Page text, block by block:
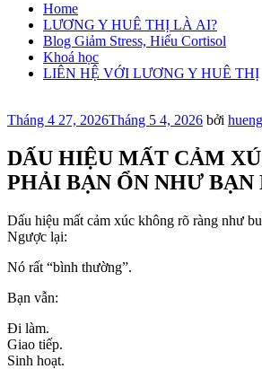
Home
LƯƠNG Y HUÊ THỊ LÀ AI?
Blog Giảm Stress, Hiểu Cortisol
Khoá học
LIÊN HỆ VỚI LƯƠNG Y HUÊ THỊ
Đăng
Tháng 4 27, 2026Tháng 5 4, 2026 bởi
DẤU HIỆU MẤT CẢM
PHẢI BẠN ỔN NHƯ BẠN
Dấu hiệu mất cảm xúc không rõ ràng như
Ngược lại:
Nó rất “bình thường”.
Bạn vẫn:
Đi làm.
Giao tiếp.
Sinh hoạt.